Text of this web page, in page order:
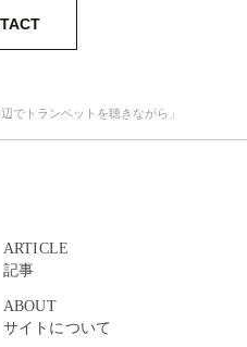
でトランペットを聴きながら」
ARTICLE
記事
ABOUT
サイトについて